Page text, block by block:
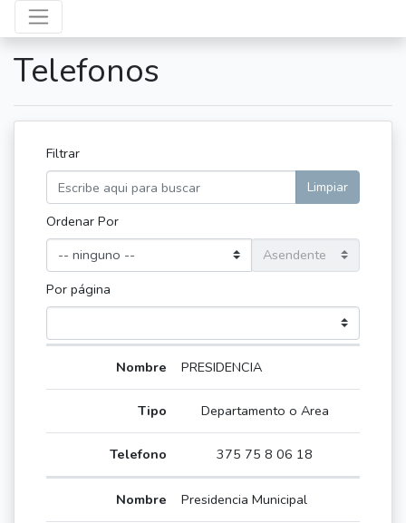
Telefonos
Filtrar
Limpiar
Ordenar Por
Por página
PRESIDENCIA
Departamento o Area
375 75 8 06 18
Presidencia Municipal